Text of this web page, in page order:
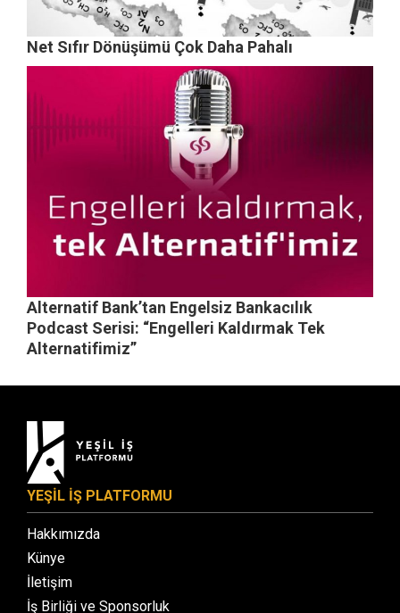
Net Sıfır Dönüşümü Çok Daha Pahalı
Alternatif Bank’tan Engelsiz Bankacılık
Podcast Serisi: “Engelleri Kaldırmak Tek
Alternatifimiz”
YEŞİL İŞ PLATFORMU
Hakkımızda
Künye
İletişim
İş Birliği ve Sponsorluk